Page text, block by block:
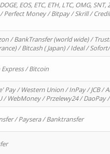
EOS, ETC, ETH, LTC, OMG, SNT,
Perfect Money / Bitpay / Skrill /
/ BankTransfer (world wide) /
/ Bitcash ( Japan) / Ideal /
/ Bitcoin
/ Western Union / InPay / JCB /
/ WebMoney / Przelewy24 / DaoPay
/ Paysera / Banktransfer